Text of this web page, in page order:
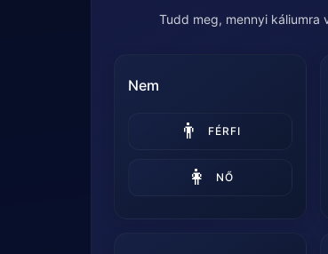
Tudd meg, mennyi káliumra
Nem
👨 FÉRFI
👩 NŐ